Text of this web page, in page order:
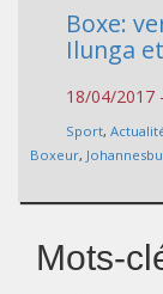
Boxe:
Ilunga
18/04/2017
Sport,
Boxeur,
Mots-